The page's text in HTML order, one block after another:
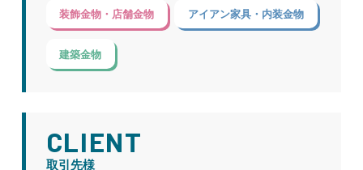
装飾金物・店舗金物 アイアン家具・内装金物
建築金物
CLIENT
取引先様